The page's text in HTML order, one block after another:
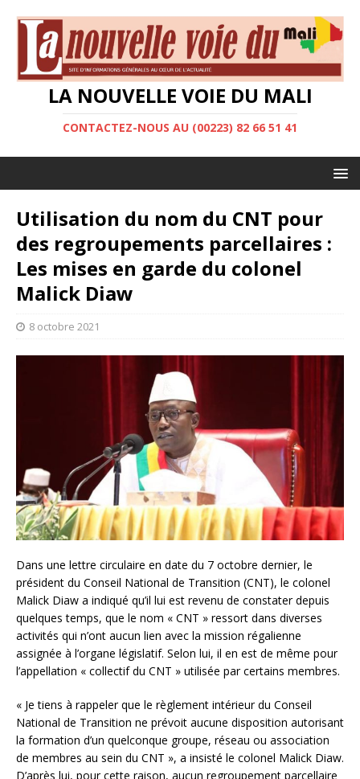
LA NOUVELLE VOIE DU MALI
CONTACTEZ-NOUS AU (00223) 82 66 51 41
Utilisation du nom du CNT pour
des regroupements parcellaires :
Les mises en garde du colonel
Malick Diaw
8 octobre 2021
Dans une lettre circulaire en date du 7 octobre dernier, le
président du Conseil National de Transition (CNT), le colonel
Malick Diaw a indiqué qu’il lui est revenu de constater depuis
quelques temps, que le nom « CNT » ressort dans diverses
activités qui n’ont aucun lien avec la mission régalienne
assignée à l’organe législatif. Selon lui, il en est de même pour
l’appellation « collectif du CNT » utilisée par certains membres.
« Je tiens à rappeler que le règlement intérieur du Conseil
National de Transition ne prévoit aucune disposition autorisant
la formation d’un quelconque groupe, réseau ou association
de membres au sein du CNT », a insisté le colonel Malick Diaw.
D’après lui, pour cette raison, aucun regroupement parcellaire